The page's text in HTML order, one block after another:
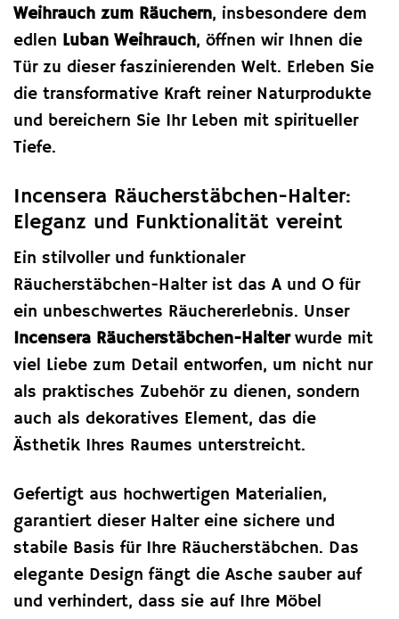
Weihrauch zum Räuchern, insbesondere dem
edlen Luban Weihrauch, öffnen wir Ihnen die
Tür zu dieser faszinierenden Welt. Erleben Sie
die transformative Kraft reiner Naturprodukte
und bereichern Sie Ihr Leben mit spiritueller
Tiefe.
Incensera Räucherstäbchen-Halter:
Eleganz und Funktionalität vereint
Ein stilvoller und funktionaler
Räucherstäbchen-Halter ist das A und O für
ein unbeschwertes Räuchererlebnis. Unser
Incensera Räucherstäbchen-Halterwurde mit
viel Liebe zum Detail entworfen, um nicht nur
als praktisches Zubehör zu dienen, sondern
auch als dekoratives Element, das die
Ästhetik Ihres Raumes unterstreicht.
Gefertigt aus hochwertigen Materialien,
garantiert dieser Halter eine sichere und
stabile Basis für Ihre Räucherstäbchen. Das
elegante Design fängt die Asche sauber auf
und verhindert, dass sie auf Ihre Möbel